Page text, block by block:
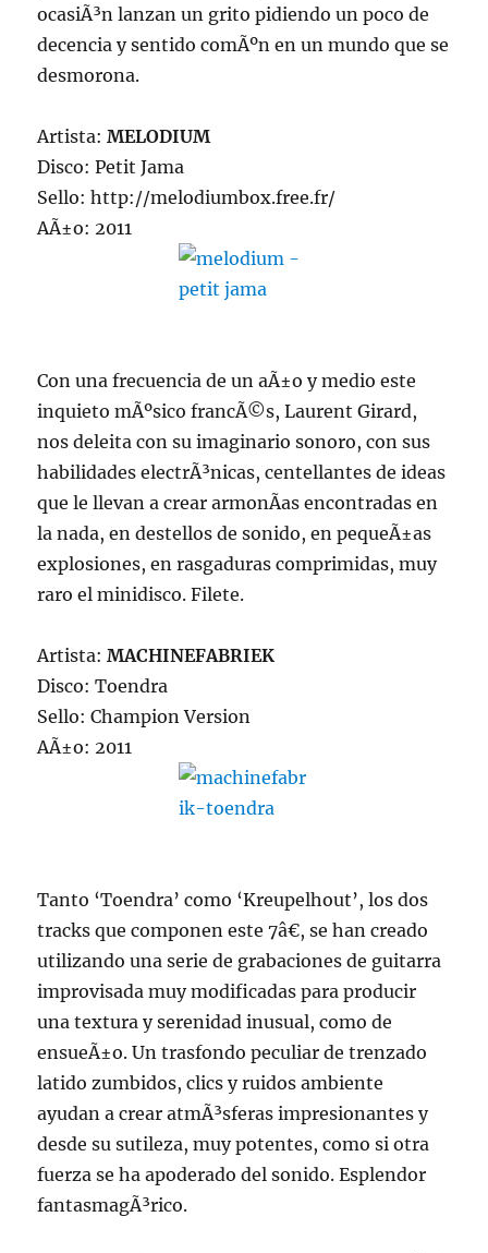
ocasiÃ³n lanzan un grito pidiendo un poco de
decencia y sentido comÃºn en un mundo que se
desmorona.
Artista:MELODIUM
Disco: Petit Jama
Sello: http://melodiumbox.free.fr/
AÃ±o: 2011
Con una frecuencia de un aÃ±o y medio este
inquieto mÃºsico francÃ©s, Laurent Girard,
nos deleita con su imaginario sonoro, con sus
habilidades electrÃ³nicas, centellantes de ideas
que le llevan a crear armonÃ­as encontradas en
la nada, en destellos de sonido, en pequeÃ±as
explosiones, en rasgaduras comprimidas, muy
raro el minidisco. Filete.
Artista:MACHINEFABRIEK
Disco: Toendra
Sello: Champion Version
AÃ±o: 2011
Tanto ‘Toendra’ como ‘Kreupelhout’, los dos
tracks que componen este 7â€, se han creado
utilizando una serie de grabaciones de guitarra
improvisada muy modificadas para producir
una textura y serenidad inusual, como de
ensueÃ±o. Un trasfondo peculiar de trenzado
latido zumbidos, clics y ruidos ambiente
ayudan a crear atmÃ³sferas impresionantes y
desde su sutileza, muy potentes, como si otra
fuerza se ha apoderado del sonido. Esplendor
fantasmagÃ³rico.